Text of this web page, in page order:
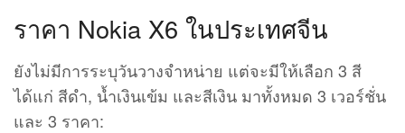
ราคา Nokia X6 ในประเทศจีน
ยังไม่มีการระบุวันวางจำหน่าย แต่จะมีให้เลือก 3 สี
ได้แก่ สีดำ, น้ำเงินเข้ม และสีเงิน มาทั้งหมด 3 เวอร์ชั่น
และ 3 ราคา: